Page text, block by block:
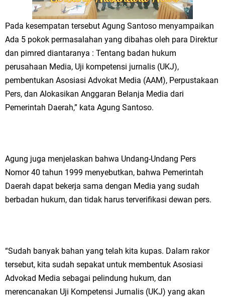
Pemdes Cibanteng Salurkan PMT: Cegah Stunting, Perkuat Gizi Balita
dan Ibu Hamil Narasi
Zakat Produktif Dorong Kemandirian UMKM, LAZISNU Kedamean Bantu
Kembangkan Warung Bu Wiwik
Karang Taruna Gresik Perkuat Ekonomi Lewat Pemanfaatan Gedung C
Jajanan Jadul di Ecopark Randuagung
Takmir Masjid KH Robbach Ma’sum Gelar Penyembelihan Hewan
Qurban dari Bupati & Kepala DPMPTSP Gresik
Ponpes Himmatul Khoiriyah Gelar Penyembelihan Hewan Qurban dari
Keluarga Besar dr. Titin Ekowati RS Wates Husada Balongpanggang
Pada kesempatan tersebut Agung Santoso menyampaikan
Ada 5 pokok permasalahan yang dibahas oleh para Direktur
dan pimred diantaranya : Tentang badan hukum
perusahaan Media, Uji kompetensi jurnalis (UKJ),
pembentukan Asosiasi Advokat Media (AAM), Perpustakaan
Pers, dan Alokasikan Anggaran Belanja Media dari
Pemerintah Daerah,” kata Agung Santoso.
Agung juga menjelaskan bahwa Undang-Undang Pers
Nomor 40 tahun 1999 menyebutkan, bahwa Pemerintah
Daerah dapat bekerja sama dengan Media yang sudah
berbadan hukum, dan tidak harus terverifikasi dewan pers.
“Sudah banyak bahan yang telah kita kupas. Dalam rakor
tersebut, kita sudah sepakat untuk membentuk Asosiasi
Advokad Media sebagai pelindung hukum, dan
merencanakan Uji Kompetensi Jurnalis (UKJ) yang akan